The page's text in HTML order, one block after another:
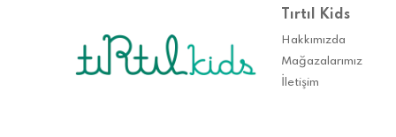
Tırtıl Kids
Hakkımızda
Mağazalarımız
İletişim